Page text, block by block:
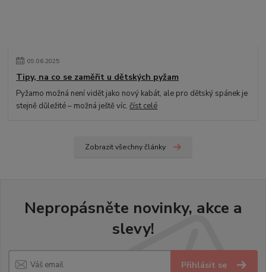
09.06.2025
Tipy, na co se zaměřit u dětských pyžam
Pyžamo možná není vidět jako nový kabát, ale pro dětský spánek je
stejně důležité – možná ještě víc.číst celé
Zobrazit všechny články
Nepropásněte novinky, akce a
slevy!
Přihlásit se